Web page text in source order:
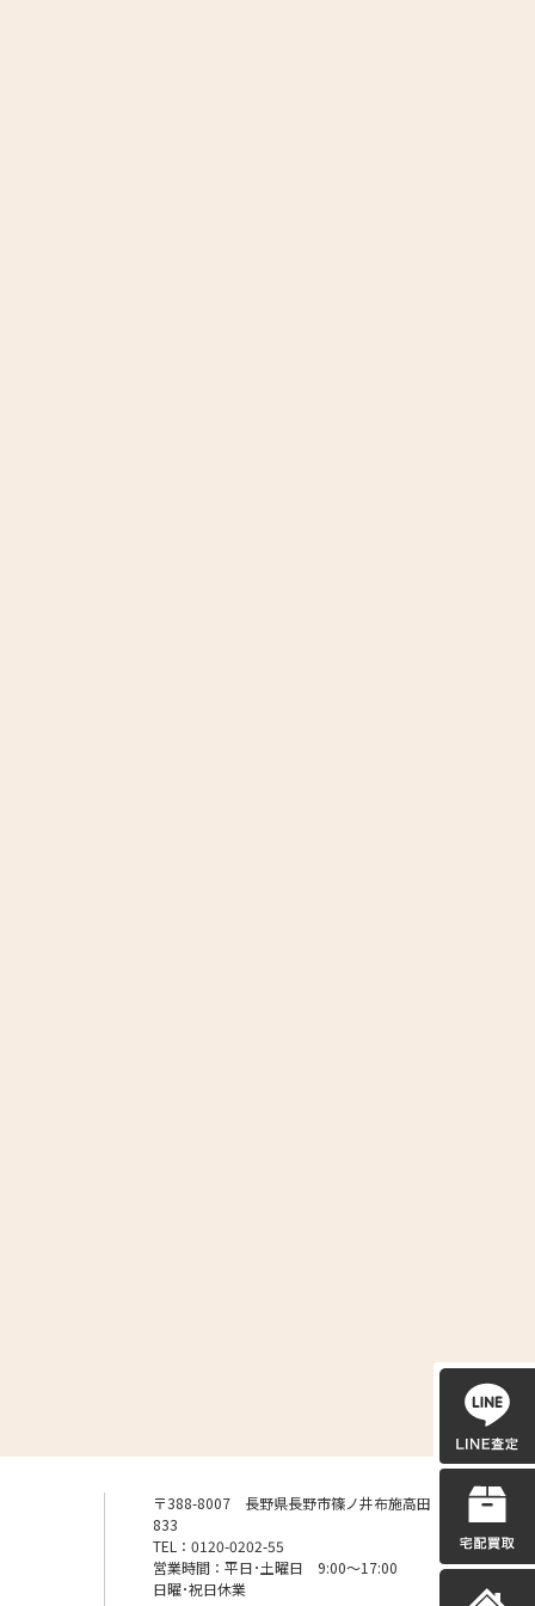
〒388-8007 長野県長野市篠ノ井布施高田
833
TEL：0120-0202-55
営業時間：平日･土曜日 9:00〜17:00
日曜･祝日休業